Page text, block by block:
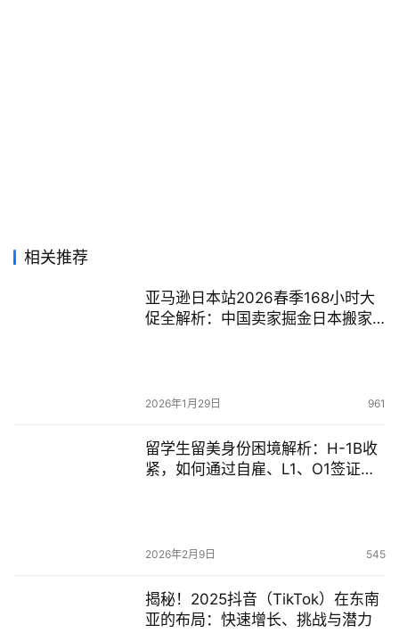
相关推荐
亚马逊日本站2026春季168小时大
促全解析：中国卖家掘金日本搬家
2026年1月29日 961
留学生留美身份困境解析：H-1B收
紧，如何通过自雇、L1、O1签证另
2026年2月9日 545
揭秘！2025抖音（TikTok）在东南
亚的布局：快速增长、挑战与潜力